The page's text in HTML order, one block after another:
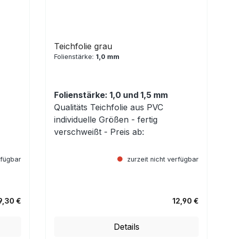
€
Teichfolie grau
Folienstärke: 1,0 mm
Folienstärke: 1,0 und 1,5 mm
Qualitäts Teichfolie aus PVC
individuelle Größen - fertig
verschweißt - Preis ab:
zurzeit nicht verfügbar
12,90 €
Details